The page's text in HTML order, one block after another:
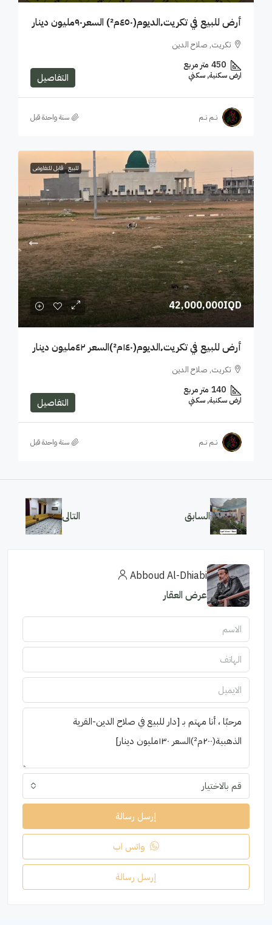
أرض للبيع في تكريت٬الديوم(٤٥٠م²) السعر٩٠مليون دينار
تكريت, صلاح الدين
450 متر مربع
ارض سكنية, سكني التفاصيل
نــم نــم ‏سنة واحدة قبل
للبيع قابل للتفاوض
42,000,000IQD
أرض للبيع في تكريت٬الديوم(١٤٠م²)السعر ٤٢مليون دينار
تكريت, صلاح الدين
140 متر مربع
ارض سكنية, سكني التفاصيل
نــم نــم ‏سنة واحدة قبل
السابق التالى
Abboud Al-Dhiabi
عرض العقار
قم بالاختيار
إرسل رسالة
واتس اب
إرسل رسالة